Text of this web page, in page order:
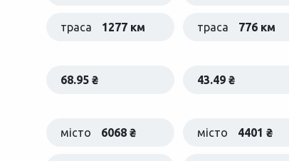
траса 1277 км траса 776 км
68.95 ₴ 43.49 ₴
місто 6068 ₴ місто 4401 ₴